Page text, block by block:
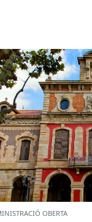
OBERTA